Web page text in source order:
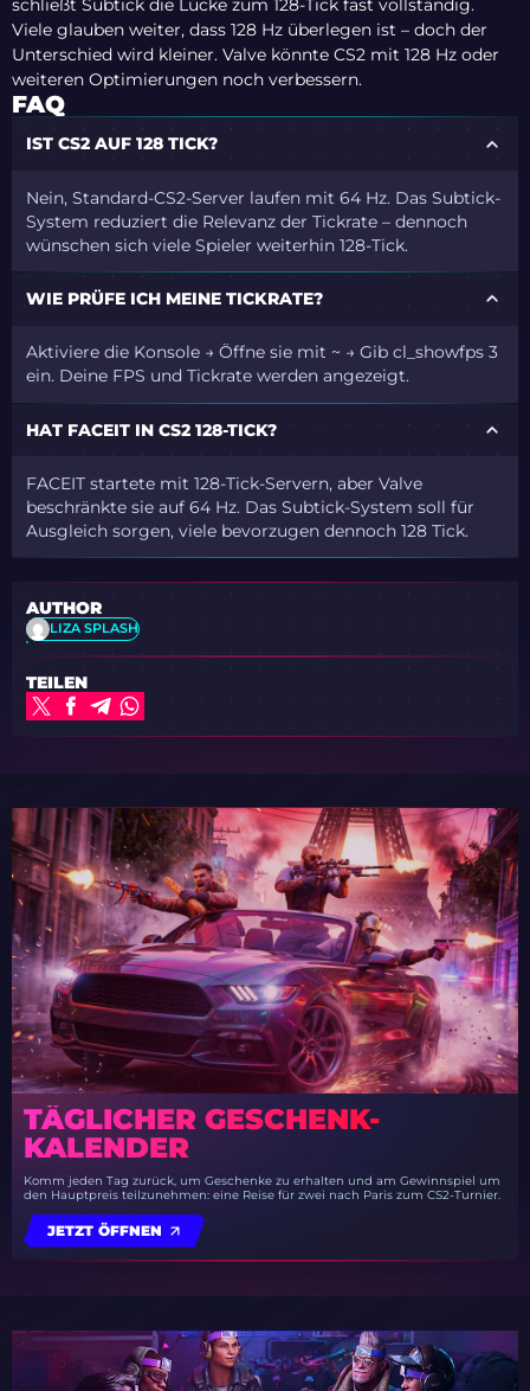
schließt Subtick die Lücke zum 128-Tick fast vollständig.
Viele glauben weiter, dass 128 Hz überlegen ist – doch der
Unterschied wird kleiner. Valve könnte CS2 mit 128 Hz oder
weiteren Optimierungen noch verbessern.
FAQ
IST CS2 AUF 128 TICK?
Nein, Standard-CS2-Server laufen mit 64 Hz. Das Subtick-
System reduziert die Relevanz der Tickrate – dennoch
wünschen sich viele Spieler weiterhin 128-Tick.
WIE PRÜFE ICH MEINE TICKRATE?
Aktiviere die Konsole → Öffne sie mit ~ → Gib cl_showfps 3
ein. Deine FPS und Tickrate werden angezeigt.
HAT FACEIT IN CS2 128-TICK?
FACEIT startete mit 128-Tick-Servern, aber Valve
beschränkte sie auf 64 Hz. Das Subtick-System soll für
Ausgleich sorgen, viele bevorzugen dennoch 128 Tick.
AUTHOR
LIZA SPLASH
TEILEN
TÄGLICHER GESCHENK-
KALENDER
Komm jeden Tag zurück, um Geschenke zu erhalten und am Gewinnspiel um
den Hauptpreis teilzunehmen: eine Reise für zwei nach Paris zum CS2-Turnier.
JETZT ÖFFNEN